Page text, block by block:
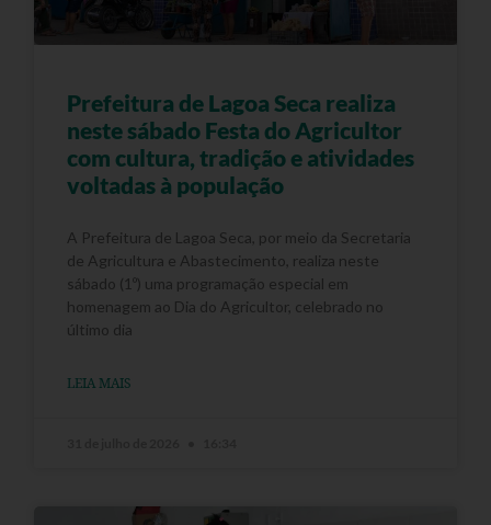
Prefeitura de Lagoa Seca realiza
neste sábado Festa do Agricultor
com cultura, tradição e atividades
voltadas à população
A Prefeitura de Lagoa Seca, por meio da Secretaria
de Agricultura e Abastecimento, realiza neste
sábado (1º) uma programação especial em
homenagem ao Dia do Agricultor, celebrado no
último dia
LEIA MAIS